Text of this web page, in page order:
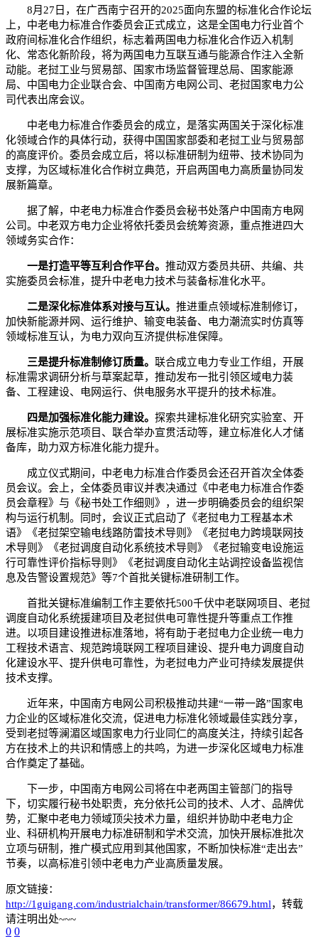
8月27日，在广西南宁召开的2025面向东盟的标准化合作论坛
上，中老电力标准合作委员会正式成立，这是全国电力行业首个
政府间标准化合作组织，标志着两国电力标准化合作迈入机制
化、常态化新阶段，将为两国电力互联互通与能源合作注入全新
动能。老挝工业与贸易部、国家市场监督管理总局、国家能源
局、中国电力企业联合会、中国南方电网公司、老挝国家电力公
司代表出席会议。
中老电力标准合作委员会的成立，是落实两国关于深化标准
化领域合作的具体行动，获得中国国家部委和老挝工业与贸易部
的高度评价。委员会成立后，将以标准研制为纽带、技术协同为
支撑，为区域标准化合作树立典范，开启两国电力高质量协同发
展新篇章。
据了解，中老电力标准合作委员会秘书处落户中国南方电网
公司。中老双方电力企业将依托委员会统筹资源，重点推进四大
领域务实合作：
一是打造平等互利合作平台。 推动双方委员共研、共编、共
实施委员会标准，提升中老电力技术与装备标准化水平。
二是深化标准体系对接与互认。 推进重点领域标准制修订，
加快新能源并网、运行维护、输变电装备、电力潮流实时仿真等
领域标准互认，为电力双向互济提供标准保障。
三是提升标准制修订质量。 联合成立电力专业工作组，开展
标准需求调研分析与草案起草，推动发布一批引领区域电力装
备、工程建设、电网运行、供电服务水平提升的技术标准。
四是加强标准化能力建设。 探索共建标准化研究实验室、开
展标准实施示范项目、联合举办宣贯活动等，建立标准化人才储
备库，助力双方标准化能力提升。
成立仪式期间，中老电力标准合作委员会还召开首次全体委
员会议。会上，全体委员审议并表决通过《中老电力标准合作委
员会章程》与《秘书处工作细则》，进一步明确委员会的组织架
构与运行机制。同时，会议正式启动了《老挝电力工程基本术
语》《老挝架空输电线路防雷技术导则》《老挝电力跨境联网技
术导则》《老挝调度自动化系统技术导则》《老挝输变电设施运
行可靠性评价指标导则》《老挝调度自动化主站调控设备监视信
息及告警设置规范》等7个首批关键标准研制工作。
首批关键标准编制工作主要依托500千伏中老联网项目、老挝
调度自动化系统援建项目及老挝供电可靠性提升等重点工作推
进。以项目建设推进标准落地，将有助于老挝电力企业统一电力
工程技术语言、规范跨境联网工程项目建设、提升电力调度自动
化建设水平、提升供电可靠性，为老挝电力产业可持续发展提供
技术支撑。
近年来，中国南方电网公司积极推动共建“一带一路”国家电
力企业的区域标准化交流，促进电力标准化领域最佳实践分享，
受到老挝等澜湄区域国家电力行业同仁的高度关注，持续引起各
方在技术上的共识和情感上的共鸣，为进一步深化区域电力标准
合作奠定了基础。
下一步，中国南方电网公司将在中老两国主管部门的指导
下，切实履行秘书处职责，充分依托公司的技术、人才、品牌优
势，汇聚中老电力领域顶尖技术力量，组织并协助中老电力企
业、科研机构开展电力标准研制和学术交流，加快开展标准批次
立项与研制，推广模式应用到其他国家，不断加快标准“走出去”
节奏，以高标准引领中老电力产业高质量发展。
原文链接：
http://1guigang.com/industrialchain/transformer/86679.html，转载
请注明出处~~~
0 0